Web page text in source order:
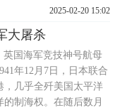
设集团部落之件》要求
食无粮、欲住无屋，陷
从1935年开始，日伪政
2025-02-20 15:02
大屠杀
英国海军竞技神号航母
年12月7日，日本联合
，几乎全歼美国太平洋
制海权。在随后数月